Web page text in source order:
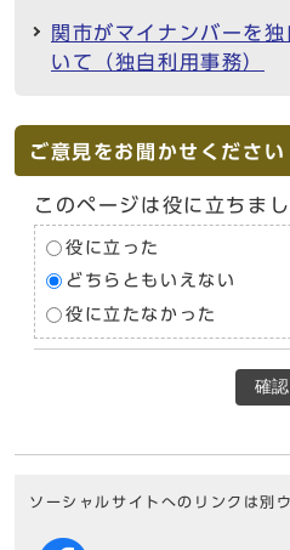
関市がマイナンバーを
いて（独自利用事務）
ご意見をお聞かせください
このページは役に立ちまし
役に立った
どちらともいえない
役に立たなかった
確認
ソーシャルサイトへのリンクは別